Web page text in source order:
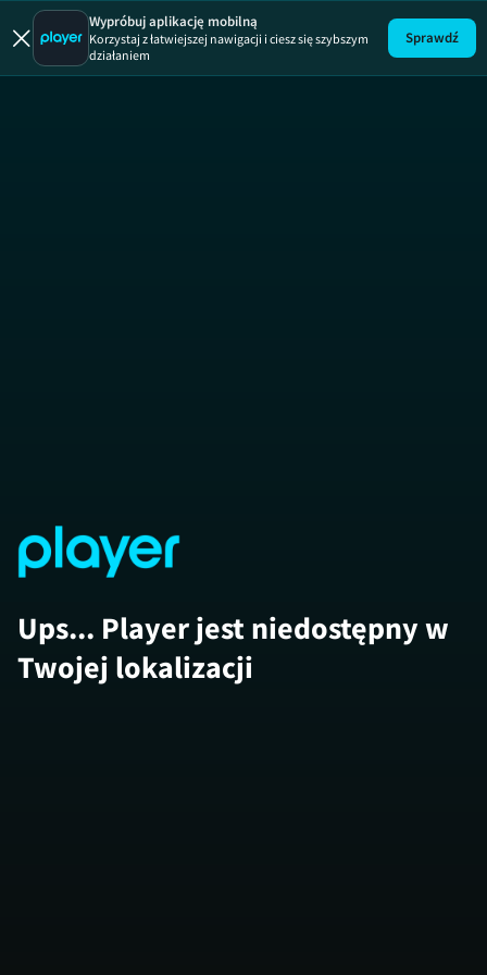
Nowy Gadżet
Wypróbuj aplikację mobilną
Korzystaj z łatwiejszej nawigacji i ciesz się szybszym
działaniem
Sprawdź
Ups... Player jest niedostępny w
Twojej lokalizacji